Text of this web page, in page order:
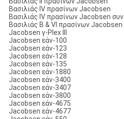
Βασιλιάς IV πρασίνων Jacobsen
Βασιλιάς IV πρασίνων Jacobsen συν
Βασιλιάς Β & VI πρασίνων Jacobsen
Jacobsen γ-Plex ΙΙΙ
Jacobsen εάν-100
Jacobsen εάν-123
Jacobsen εάν-128
Jacobsen εάν-135
Jacobsen εάν-1880
Jacobsen εάν-3400
Jacobsen εάν-3407
Jacobsen εάν-3800
Jacobsen εάν-4675
Jacobsen εάν-4677